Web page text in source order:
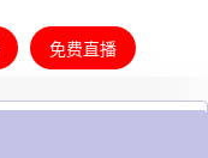
免费直播